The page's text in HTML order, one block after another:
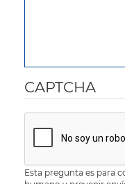
CAPTCHA
Esta pregunta es para